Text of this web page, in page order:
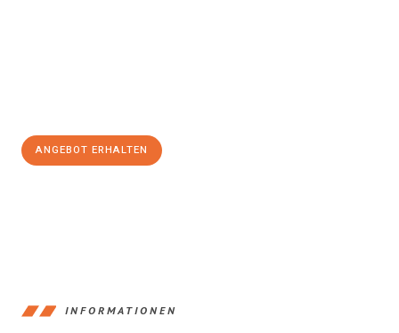
ANGEBOT ERHALTEN
INFORMATIONEN